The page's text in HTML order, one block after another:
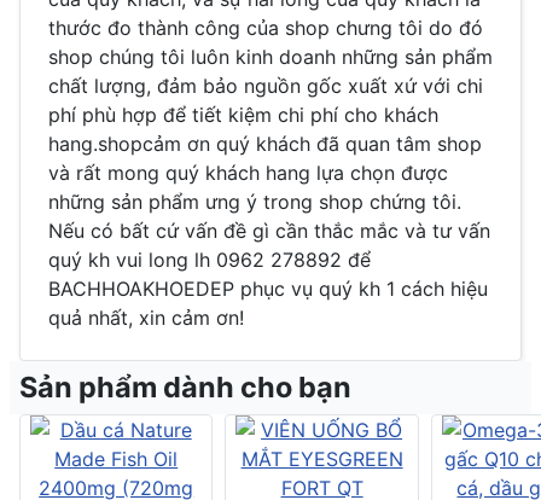
thước đo thành công của shop chưng tôi do đó
shop chúng tôi luôn kinh doanh những sản phẩm
chất lượng, đảm bảo nguồn gốc xuất xứ với chi
phí phù hợp để tiết kiệm chi phí cho khách
hang.shopcảm ơn quý khách đã quan tâm shop
và rất mong quý khách hang lựa chọn được
những sản phẩm ưng ý trong shop chứng tôi.
Nếu có bất cứ vấn đề gì cần thắc mắc và tư vấn
quý kh vui long lh 0962 278892 để
BACHHOAKHOEDEP phục vụ quý kh 1 cách hiệu
quả nhất, xin cảm ơn!
Sản phẩm dành cho bạn